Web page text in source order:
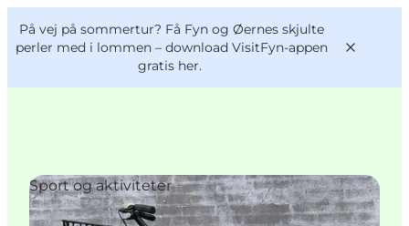
På vej på sommertur? Få Fyn og Øernes skjulte
perler med i lommen – download VisitFyn-appen
gratis her.
Oplevelser
VisitFyn
Deutsch
Sport og aktiviteter